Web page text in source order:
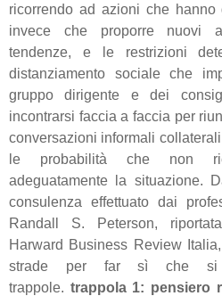
ricorrendo ad azioni che
invece che proporre nuovi
tendenze, e le restrizioni
distanziamento sociale che
gruppo dirigente e dei
incontrarsi faccia a faccia per
conversazioni informali
le probabilità che non
adeguatamente la situazione.
consulenza effettuato dai
Randall S. Peterson,
Harward Business Review
strade per far sì che si
trappole. trappola 1: pensiero